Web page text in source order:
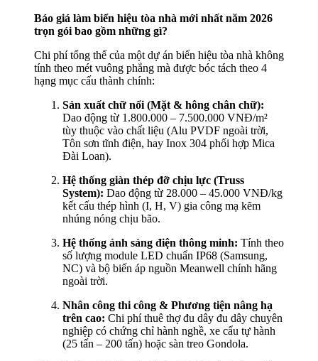
Báo giá làm biển hiệu tòa nhà mới nhất năm 2026
trọn gói bao gồm những gì?
Chi phí tổng thể của một dự án biển hiệu tòa nhà không
tính theo mét vuông phẳng mà được bóc tách theo 4
hạng mục cấu thành chính:
Sản xuất chữ nổi (Mặt & hông chân chữ):
Dao động từ 1.800.000 – 7.500.000 VNĐ/m²
tùy thuộc vào chất liệu (Alu PVDF ngoài trời,
Tôn sơn tĩnh điện, hay Inox 304 phối hợp Mica
Đài Loan).
Hệ thống giàn thép đỡ chịu lực (Truss
System): Dao động từ 28.000 – 45.000 VNĐ/kg
kết cấu thép hình (I, H, V) gia công mạ kẽm
nhúng nóng chịu bão.
Hệ thống ánh sáng điện thông minh: Tính theo
số lượng module LED chuẩn IP68 (Samsung,
NC) và bộ biến áp nguồn Meanwell chính hãng
ngoài trời.
Nhân công thi công & Phương tiện nâng hạ
trên cao: Chi phí thuê thợ đu dây đu dây chuyên
nghiệp có chứng chỉ hành nghề, xe cẩu tự hành
(25 tấn – 200 tấn) hoặc sàn treo Gondola.